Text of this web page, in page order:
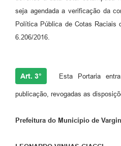
seja agendada a verificação da
Política Pública de Cotas Raciais
6.206/2016.
Art. 3° Esta Portaria
publicação, revogadas as
Prefeitura do Município de